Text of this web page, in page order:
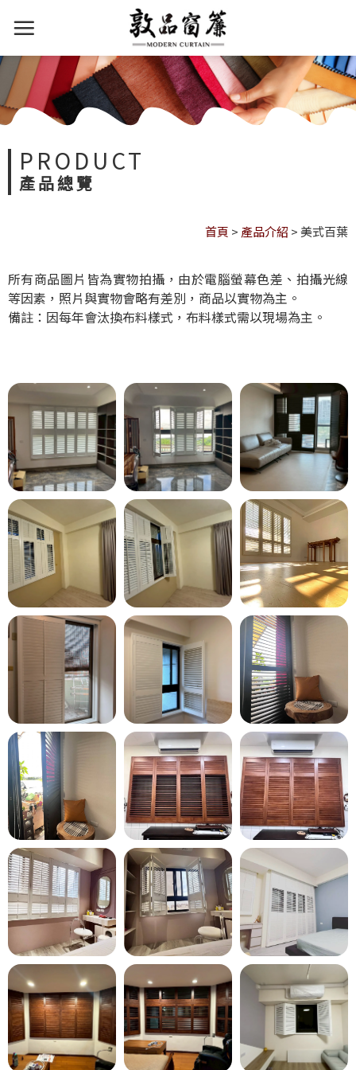
PRODUCT
產品總覽
首頁 > 產品介紹 >美式百葉
所有商品圖片皆為實物拍攝，由於電腦螢幕色差、拍攝光線
等因素，照片與實物會略有差別，商品以實物為主。
備註：因每年會汰換布料樣式，布料樣式需以現場為主。